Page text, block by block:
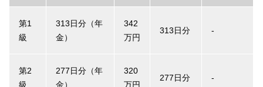
第1
級
313日分（年
金）
342
万円
313日分 -
第2
級
277日分（年
金）
320
万円
277日分 -